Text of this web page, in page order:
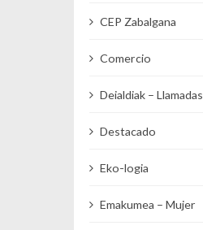
CEP Zabalgana
Comercio
Deialdiak – Llamadas
Destacado
Eko-logia
Emakumea – Mujer